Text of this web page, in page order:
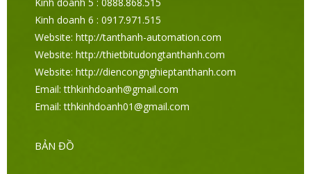
Kinh doanh 6 : 0917.971.515
Website: http://tanthanh-automation.com
Website: http://thietbitudongtanthanh.com
Website: http://diencongnghieptanthanh.com
Email: tthkinhdoanh@gmail.com
Email: tthkinhdoanh01@gmail.com
BẢN ĐỒ